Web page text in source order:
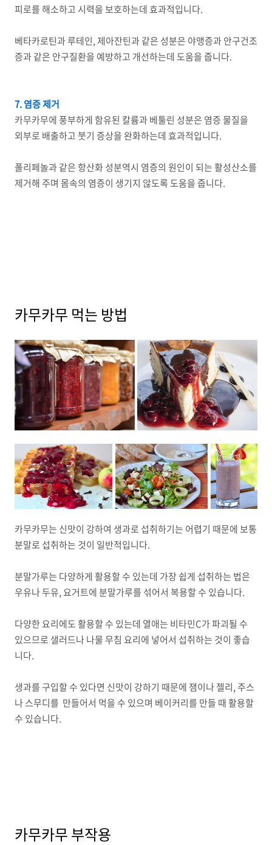
피로를 해소하고 시력을 보호하는데 효과적입니다.
베타카로틴과 루테인, 제아잔틴과 같은 성분은 야맹증과 안구건조
증과 같은 안구질환을 예방하고 개선하는데 도움을 줍니다.
7. 염증 제거
카무카무에 풍부하게 함유된 칼륨과 베툴린 성분은 염증 물질을
외부로 배출하고 붓기 증상을 완화하는데 효과적입니다.
폴리페놀과 같은 항산화 성분역시 염증의 원인이 되는 활성산소를
제거해 주며 몸속의 염증이 생기지 않도록 도움을 줍니다.
카무카무 먹는 방법
카무카무는 신맛이 강하여 생과로 섭취하기는 어렵기 때문에 보통
분말로 섭취하는 것이 일반적입니다.
분말가루는 다양하게 활용할 수 있는데 가장 쉽게 섭취하는 법은
우유나 두유, 요거트에 분말가루를 섞어서 복용할 수 있습니다.
다양한 요리에도 활용할 수 있는데 열애는 비타민C가 파괴될 수
있으므로 샐러드나 나물 무침 요리에 넣어서 섭취하는 것이 좋습
니다.
생과를 구입할 수 있다면 신맛이 강하기 때문에 잼이나 젤리, 주스
나 스무디를 만들어서 먹을 수 있으며 베이커리를 만들 때 활용할
수 있습니다.
카무카무 부작용